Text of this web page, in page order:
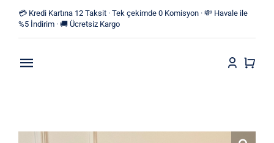
content
💳 Kredi Kartına 12 Taksit · Tek çekimde 0 Komisyon · 💸 Havale ile
%5 İndirim · 🚚 Ücretsiz Kargo
Toggle
Mağaza